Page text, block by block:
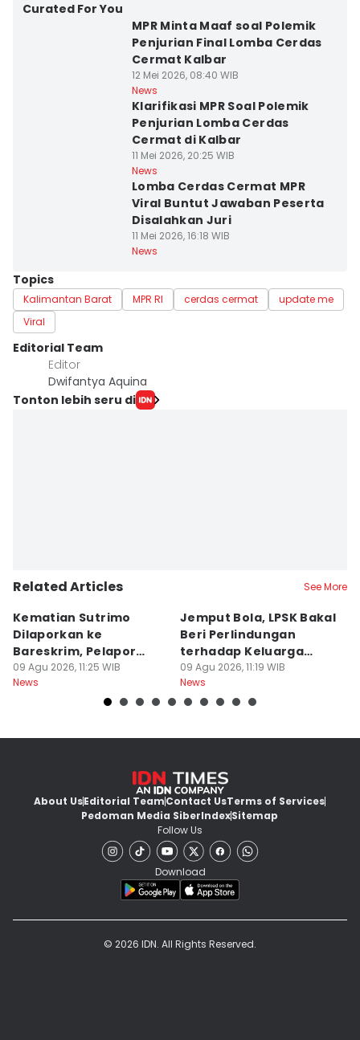
Curated For You
MPR Minta Maaf soal Polemik
Penjurian Final Lomba Cerdas
Cermat Kalbar
12 Mei 2026, 08:40 WIB
News
Klarifikasi MPR Soal Polemik
Penjurian Lomba Cerdas
Cermat di Kalbar
11 Mei 2026, 20:25 WIB
News
Lomba Cerdas Cermat MPR
Viral Buntut Jawaban Peserta
Disalahkan Juri
11 Mei 2026, 16:18 WIB
News
Topics
Kalimantan Barat MPR RI cerdas cermat
update me
Viral
Editorial Team
Editor
Dwifantya Aquina
Tonton lebih seru di
Related Articles See More
Kematian Sutrimo
Dilaporkan ke
Bareskrim, Pelapor
Minta Ekshumasi
09 Agu 2026, 11:25 WIB
News
Jemput Bola, LPSK Bakal
Beri Perlindungan
terhadap Keluarga
Sutrimo
09 Agu 2026, 11:19 WIB
News
About UsEditorial TeamContact UsTerms of Services
Pedoman Media SiberIndexSitemap
Follow Us
Download
© 2026 IDN. All Rights Reserved.